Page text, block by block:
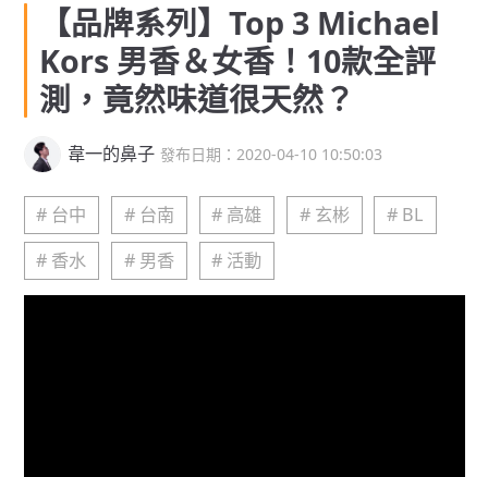
【品牌系列】Top 3 Michael
Kors 男香＆女香！10款全評
測，竟然味道很天然？
韋一的鼻子 發布日期：2020-04-10 10:50:03
# 台中 # 台南 # 高雄 # 玄彬
# BL
# 香水
# 男香 # 活動